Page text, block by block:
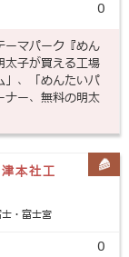
0
ーマパーク『めん
太子が買える工場
」、「めんたいパ
ナー、無料の明太
本社工
・富士宮
0